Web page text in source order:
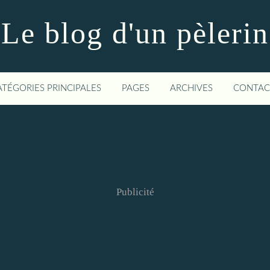
Le blog d'un pèlerin
PRINCIPALES PAGES ARCHIVES
Publicité